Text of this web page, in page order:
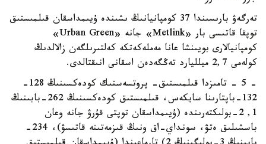
تەرگەۋ بارىسىندا 37 كومپانيانىڭ ىشىندە ۇيىمداسقان قىلمىستىق
توپقا قاتىسى بار «Metlink» جانە «Urban Green»
كومپانيالارى بويىنشا عانا مەملەكەتكە كەلتىرىلگەن زالالدىڭ
كولەمى 2,7 ميلليارد تەڭگەدەن اسقانى انىقتالدى.
- 5 - تامىزدا قىلمىستىق- پروتسەستىك كودەكسىنىڭ 128-
132-باپتارىنا سايكەس، قىلمىستىق كودەكسىنىڭ 262-بابىنىڭ
1, 2-بولىكتەرىندە (ۇيىمداسقان توپتى قۇرۋ جانە وعان
باسشىلىق ەتۋ، سونداي-اق ونىڭ قىزمەتىنە قاتىسۋ)، 234-